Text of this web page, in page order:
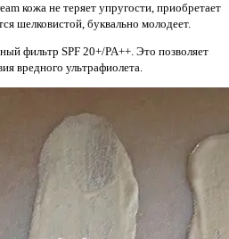
кожа не теряет упругости, приобретает
шелковистой, буквально молодеет.
фильтр SPF 20+/PA++. Это позволяет
вредного ультрафиолета.